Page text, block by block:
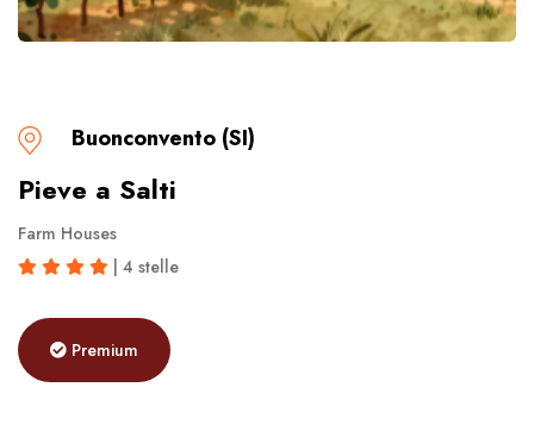
Buonconvento (SI)
Pieve a Salti
Farm Houses
| 4 stelle
Premium